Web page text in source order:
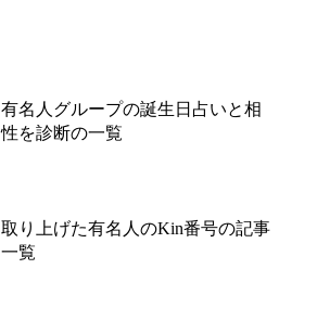
有名人グループの誕生日占いと相
性を診断の一覧
取り上げた有名人のKin番号の記事
一覧